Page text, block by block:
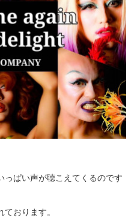
ぱい声が聴こえてくるのです
おります。